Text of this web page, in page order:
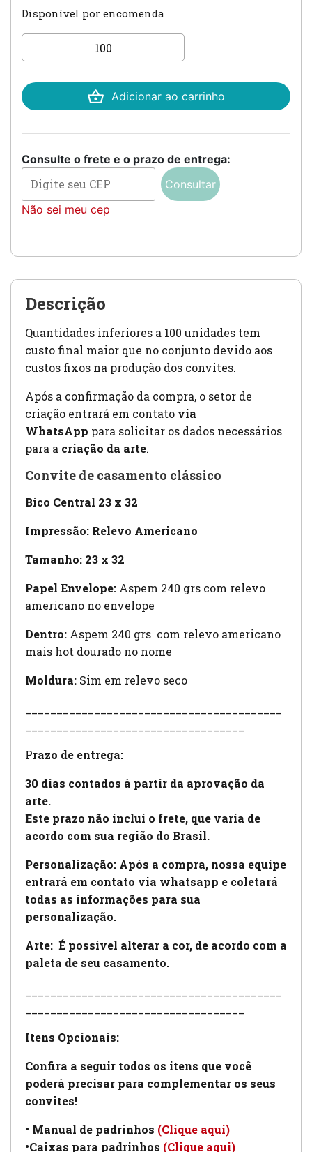
Disponível por encomenda
Convite de casamento
clássico quantidade
Adicionar ao carrinho
Consulte o frete e o prazo de entrega:
Consultar
Não sei meu cep
Descrição
Quantidades inferiores a 100 unidades tem
custo final maior que no conjunto devido aos
custos fixos na produção dos convites.
Após a confirmação da compra, o setor de
criação entrará em contato via
WhatsApp para solicitar os dados necessários
para a criação da arte.
Convite de casamento clássico
Bico Central 23 x 32
Impressão: Relevo Americano
Tamanho: 23 x 32
Papel Envelope: Aspem 240 grs com relevo
americano no envelope
Dentro: Aspem 240 grs com relevo americano
mais hot dourado no nome
Moldura: Sim em relevo seco
Prazo de entrega:
30 dias contados à partir da aprovação da
arte.
Este prazo não inclui o frete, que varia de
acordo com sua região do Brasil.
Personalização: Após a compra, nossa equipe
entrará em contato via whatsapp e coletará
todas as informações para sua
personalização.
Arte: É possível alterar a cor, de acordo com a
paleta de seu casamento.
Itens Opcionais:
Confira a seguir todos os itens que você
poderá precisar para complementar os seus
convites!
• Manual de padrinhos (Clique aqui)
•Caixas para padrinhos (Clique aqui)